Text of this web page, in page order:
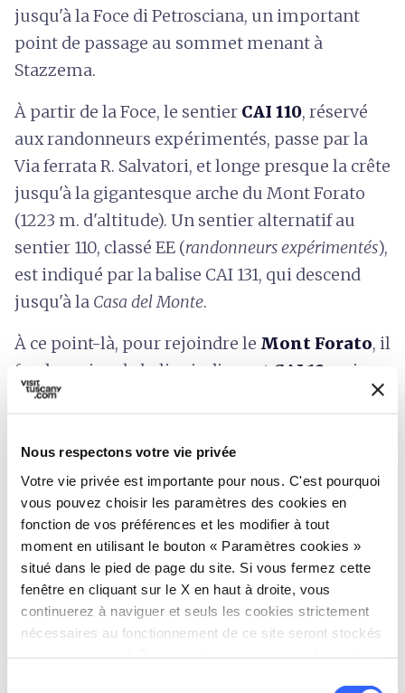
Nous respectons votre vie privée
Votre vie privée est importante pour nous. C'est pourquoi
vous pouvez choisir les paramètres des cookies en
fonction de vos préférences et les modifier à tout
moment en utilisant le bouton « Paramètres cookies »
situé dans le pied de page du site. Si vous fermez cette
fenêtre en cliquant sur le X en haut à droite, vous
continuerez à naviguer et seuls les cookies strictement
nécessaires au fonctionnement de ce site seront stockés
jusqu'à la Foce di Petrosciana, un important
point de passage au sommet menant à
Stazzema.
À partir de la Foce, le sentier CAI 110, réservé
aux randonneurs expérimentés, passe par la
Via ferrata R. Salvatori, et longe presque la crête
jusqu'à la gigantesque arche du Mont Forato
(1223 m. d'altitude). Un sentier alternatif au
sentier 110, classé EE (randonneurs expérimentés),
est indiqué par la balise CAI 131, qui descend
jusqu'à la Casa del Monte.
À ce point-là, pour rejoindre le Mont Forato, il
faudra suivre la balise indiquant CAI 12 , qui
mène directement au col de l'Arco (1223 m) par
retourné à laCasa del Monte, continuez à
descendre en suivant la balise 12 jusqu'à
intercepter à nouveau le sentier CAI 6 qui
termine la boucle.